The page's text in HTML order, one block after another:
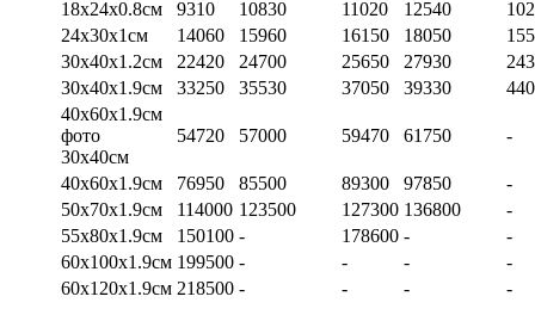
18х24х0.8см
9310 10830 11020 12540
24х30х1см
14060 15960 16150 18050
30х40х1.2см
22420 24700 25650 27930
30х40х1.9см
33250 35530 37050 39330
40х60х1.9см
фото
30х40см
54720 57000 59470 61750 -
40х60х1.9см 76950 85500 89300 97850
-
50х70х1.9см
114000 123500 127300 136800
-
55х80х1.9см
150100 - 178600 -
-
60х100х1.9см 199500 - - -
-
60х120х1.9см 218500 - - - -